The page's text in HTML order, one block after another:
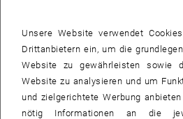
Veranstaltungstyp:
KONFERENZ
Veranstaltungsort:TU Wien, 1040 Wien
28 Juli 2026
28
JULI 26
Unsere Website verwendet
Drittanbietern ein, um die
Website zu gewährleisten sowie
Website zu analysieren und um
und zielgerichtete Werbung
nötig Informationen an die